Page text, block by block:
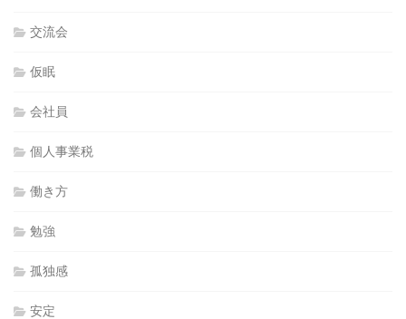
交流会
仮眠
会社員
個人事業税
働き方
勉強
孤独感
安定